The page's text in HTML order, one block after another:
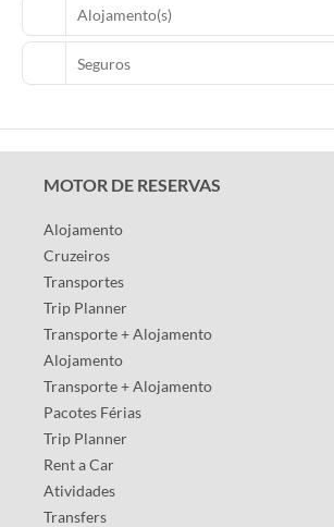
Alojamento(s)
Seguros
MOTOR DE RESERVAS
Alojamento
Cruzeiros
Transportes
Trip Planner
Transporte + Alojamento
Alojamento
Transporte + Alojamento
Pacotes Férias
Trip Planner
Rent a Car
Atividades
Transfers